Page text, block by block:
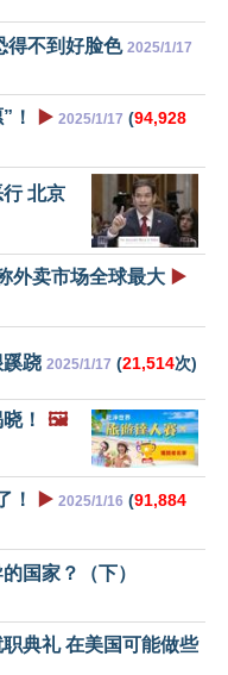
得不到好脸色 2025/1/17
！ ▶️ 2025/1/17 (94,928
北京
外卖市场全球最大 ▶️
跷 2025/1/17 (21,514次)
！
🖼️
！ ▶️ 2025/1/16 (91,884
国家？（下）
典礼 在美国可能做些